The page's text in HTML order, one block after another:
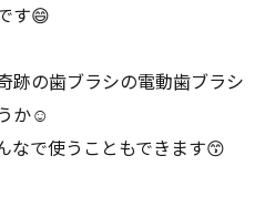
す😄
跡の歯ブラシの電動歯ブラシ
か☺️
なで使うこともできます😙